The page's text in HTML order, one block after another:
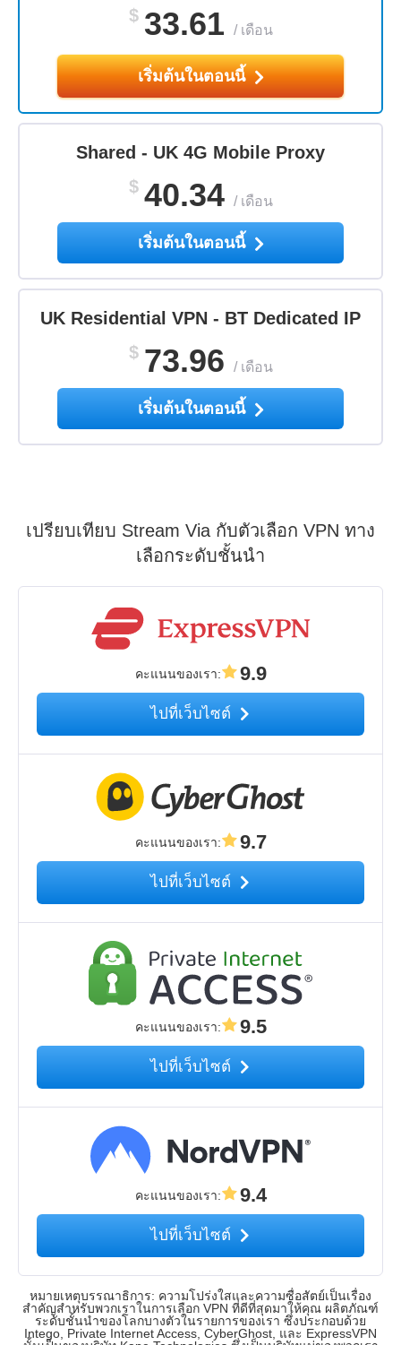
$ 33.61 / เดือน
เริ่มต้นในตอนนี้
Shared - UK 4G Mobile Proxy
$ 40.34 / เดือน
เริ่มต้นในตอนนี้
UK Residential VPN - BT Dedicated IP
$ 73.96 / เดือน
เริ่มต้นในตอนนี้
เปรียบเทียบ Stream Via กับตัวเลือก VPN ทาง
เลือกระดับชั้นนำ
คะแนนของเรา: 9.9
ไปที่เว็บไซต์
คะแนนของเรา: 9.7
ไปที่เว็บไซต์
คะแนนของเรา: 9.5
ไปที่เว็บไซต์
คะแนนของเรา: 9.4
ไปที่เว็บไซต์
หมายเหตุบรรณาธิการ: ความโปร่งใสและความซื่อสัตย์เป็นเรื่อง
สำคัญสำหรับพวกเราในการเลือก VPN ที่ดีที่สุดมาให้คุณ ผลิตภัณฑ์
ระดับชั้นนำของโลกบางตัวในรายการของเรา ซึ่งประกอบด้วย
Intego, Private Internet Access, CyberGhost, และ ExpressVPN